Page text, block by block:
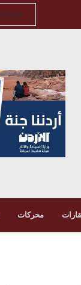
محركات